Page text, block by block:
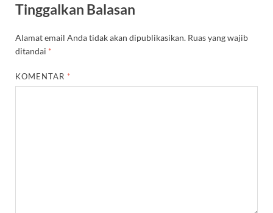
Tinggalkan Balasan
Alamat email Anda tidak akan dipublikasikan. Ruas yang wajib
ditandai *
KOMENTAR *